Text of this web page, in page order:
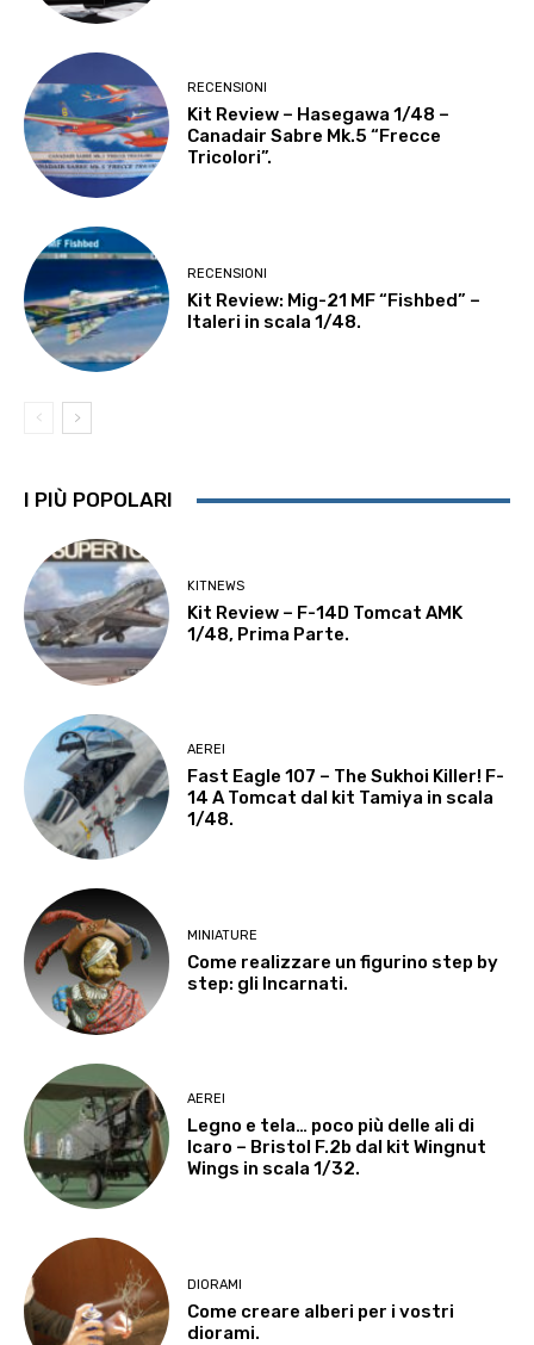
RECENSIONI
Kit Review – Hasegawa 1/48 –
Canadair Sabre Mk.5 “Frecce
Tricolori”.
RECENSIONI
Kit Review: Mig-21 MF “Fishbed” –
Italeri in scala 1/48.
I PIÙ POPOLARI
KITNEWS
Kit Review – F-14D Tomcat AMK
1/48, Prima Parte.
AEREI
Fast Eagle 107 – The Sukhoi Killer! F-
14 A Tomcat dal kit Tamiya in scala
1/48.
MINIATURE
Come realizzare un figurino step by
step: gli Incarnati.
AEREI
Legno e tela… poco più delle ali di
Icaro – Bristol F.2b dal kit Wingnut
Wings in scala 1/32.
DIORAMI
Come creare alberi per i vostri
diorami.